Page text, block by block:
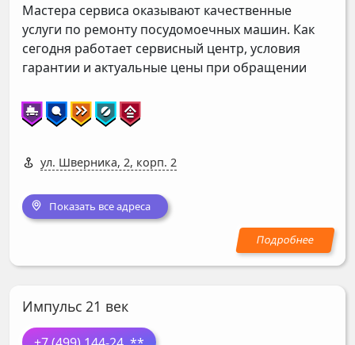
Мастера сервиса оказывают качественные
услуги по ремонту посудомоечных машин. Как
сегодня работает сервисный центр, условия
гарантии и актуальные цены при обращении
ул. Шверника, 2, корп. 2
Показать все адреса
Импульс 21 век